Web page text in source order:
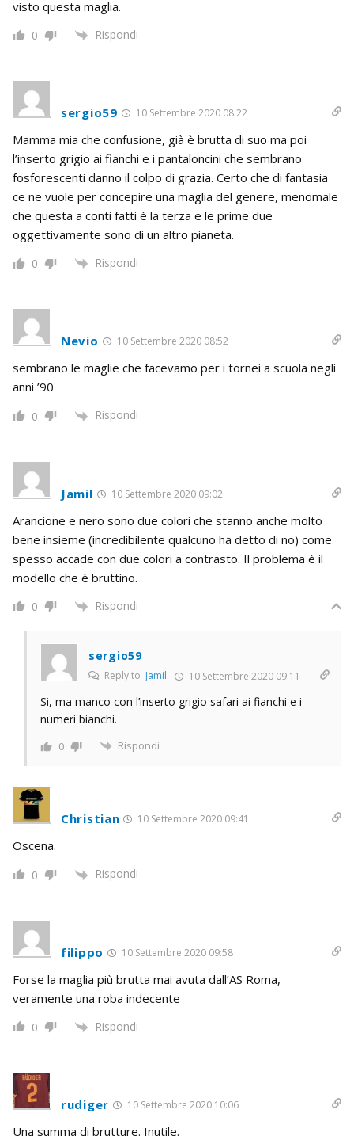
visto questa maglia.
0 Rispondi
sergio59 10 Settembre 2020 08:22
Mamma mia che confusione, già è brutta di suo ma poi
l’inserto grigio ai fianchi e i pantaloncini che sembrano
fosforescenti danno il colpo di grazia. Certo che di fantasia
ce ne vuole per concepire una maglia del genere, menomale
che questa a conti fatti è la terza e le prime due
oggettivamente sono di un altro pianeta.
0 Rispondi
Nevio 10 Settembre 2020 08:52
sembrano le maglie che facevamo per i tornei a scuola negli
anni ’90
0 Rispondi
Jamil 10 Settembre 2020 09:02
Arancione e nero sono due colori che stanno anche molto
bene insieme (incredibilente qualcuno ha detto di no) come
spesso accade con due colori a contrasto. Il problema è il
modello che è bruttino.
0 Rispondi
sergio59
Reply to Jamil 10 Settembre 2020 09:11
Si, ma manco con l’inserto grigio safari ai fianchi e i
numeri bianchi.
0 Rispondi
Christian 10 Settembre 2020 09:41
Oscena.
0 Rispondi
filippo 10 Settembre 2020 09:58
Forse la maglia più brutta mai avuta dall’AS Roma,
veramente una roba indecente
0 Rispondi
rudiger 10 Settembre 2020 10:06
Una summa di brutture. Inutile.